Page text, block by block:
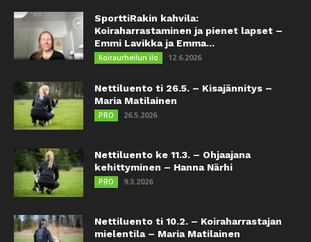
SporttiRakin kahvila:
Koiraharrastaminen ja pienet lapset –
Emmi Lavikka ja Emma...
Koiraurheilun ilo 12.6.2026
Nettiluento ti 26.5. – Kisajännitys –
Maria Matilainen
PRO 26.5.2026
Nettiluento ke 11.3. – Ohjaajana
kehittyminen – Hanna Närhi
PRO 9.3.2026
Nettiluento ti 10.2. – Koiraharrastajan
mielentila – Maria Matilainen